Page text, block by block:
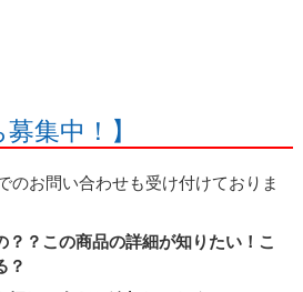
集中！】
のお問い合わせも受け付けておりま
？？この商品の詳細が知りたい！こ
？